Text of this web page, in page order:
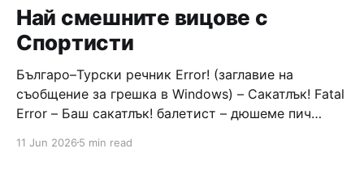
Най смешните вицове с
Спортисти
Българо–Турски речник Error! (заглавие на
съобщение за грешка в Windows) – Сакатлък! Fatal
Error – Баш сакатлък! балетист – дюшеме пич
Война и мир – Патаклама и рахатлък Cancel –
11 Jun 2026 5 min read